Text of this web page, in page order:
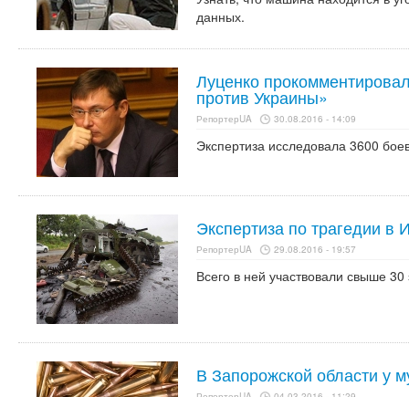
данных.
Луценко
против Украины»
РепортерUA 30.08.2016 - 14:09
Экспертиза исследовала 3600
Экспертиза по трагедии в
РепортерUA 29.08.2016 - 19:57
Всего в ней участвовали свыше 30
В Запорожской области у